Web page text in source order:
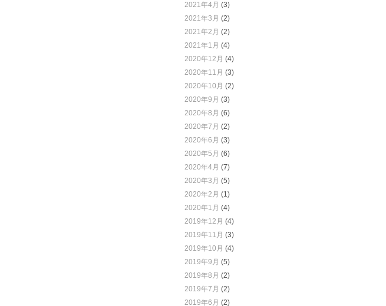
2021年4月 (3)
2021年3月 (2)
2021年2月 (2)
2021年1月 (4)
2020年12月 (4)
2020年11月 (3)
2020年10月 (2)
2020年9月 (3)
2020年8月 (6)
2020年7月 (2)
2020年6月 (3)
2020年5月 (6)
2020年4月 (7)
2020年3月 (5)
2020年2月 (1)
2020年1月 (4)
2019年12月 (4)
2019年11月 (3)
2019年10月 (4)
2019年9月 (5)
2019年8月 (2)
2019年7月 (2)
2019年6月 (2)